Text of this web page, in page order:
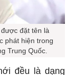
đặt tên là
phát hiện trong
Trung Quốc.
đều là dạng